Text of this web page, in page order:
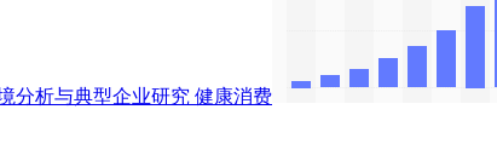
分析与典型企业研究 健康消费